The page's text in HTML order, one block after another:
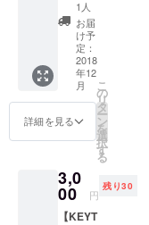
リム 1
個
1人
お届
け予
定：
2018
年12
月
詳細を見る
こ
の
リ
タ
ー
ン
を
選
択
す
る
3,0
00 円
残り30
【KEYT